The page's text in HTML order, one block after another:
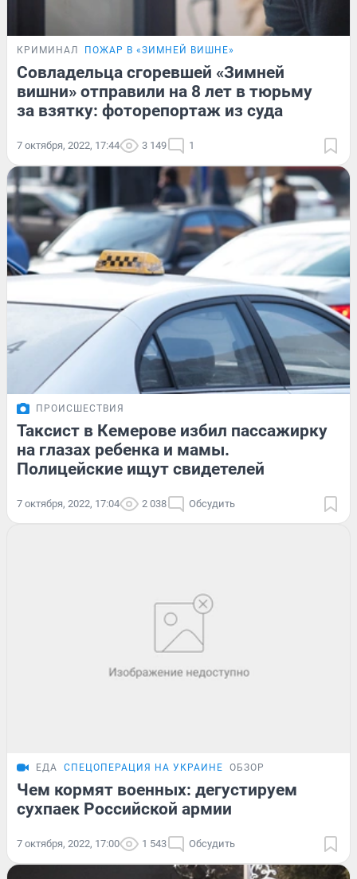
КРИМИНАЛ ПОЖАР В «ЗИМНЕЙ ВИШНЕ»
Совладельца сгоревшей «Зимней
вишни» отправили на 8 лет в тюрьму
за взятку: фоторепортаж из суда
7 октября, 2022, 17:44 3 149 1
ПРОИСШЕСТВИЯ
Таксист в Кемерове избил пассажирку
на глазах ребенка и мамы.
Полицейские ищут свидетелей
7 октября, 2022, 17:04 2 038 Обсудить
ЕДА СПЕЦОПЕРАЦИЯ НА УКРАИНЕ ОБЗОР
Чем кормят военных: дегустируем
сухпаек Российской армии
7 октября, 2022, 17:00 1 543 Обсудить